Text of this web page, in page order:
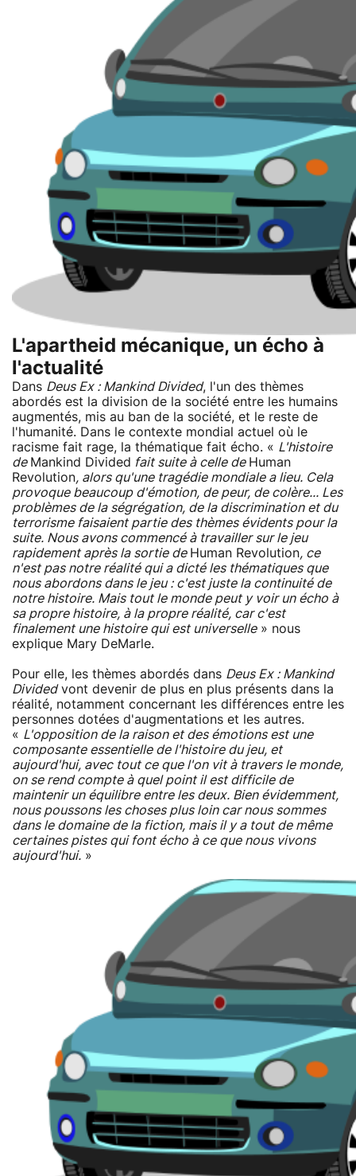
L'apartheid mécanique, un écho à
l'actualité
Dans Deus Ex : Mankind Divided, l'un des thèmes
abordés est la division de la société entre les humains
augmentés, mis au ban de la société, et le reste de
l'humanité. Dans le contexte mondial actuel où le
racisme fait rage, la thématique fait écho. « L'histoire
de Mankind Divided fait suite à celle de Human
Revolution, alors qu'une tragédie mondiale a lieu. Cela
provoque beaucoup d'émotion, de peur, de colère... Les
problèmes de la ségrégation, de la discrimination et du
terrorisme faisaient partie des thèmes évidents pour la
suite. Nous avons commencé à travailler sur le jeu
rapidement après la sortie de Human Revolution, ce
n'est pas notre réalité qui a dicté les thématiques que
nous abordons dans le jeu : c'est juste la continuité de
notre histoire. Mais tout le monde peut y voir un écho à
sa propre histoire, à la propre réalité, car c'est
finalement une histoire qui est universelle» nous
explique Mary DeMarle.
Pour elle, les thèmes abordés dans Deus Ex : Mankind
Dividedvont devenir de plus en plus présents dans la
réalité, notamment concernant les différences entre les
personnes dotées d'augmentations et les autres.
« L'opposition de la raison et des émotions est une
composante essentielle de l'histoire du jeu, et
aujourd'hui, avec tout ce que l'on vit à travers le monde,
on se rend compte à quel point il est difficile de
maintenir un équilibre entre les deux. Bien évidemment,
nous poussons les choses plus loin car nous sommes
dans le domaine de la fiction, mais il y a tout de même
certaines pistes qui font écho à ce que nous vivons
aujourd'hui. »